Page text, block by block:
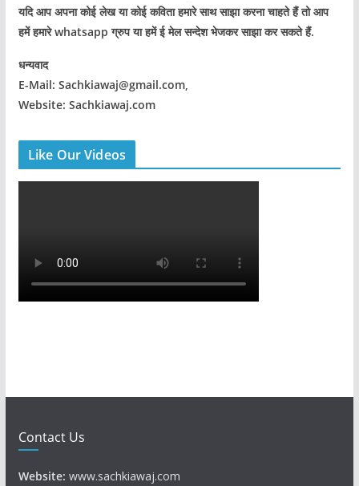
यदि आप अपना कोई लेख या कोई कविता हमारे साथ साझा करना चाहते हैं तो आप
हमें हमारे whatsapp ग्रुप या हमें ई मेल सन्देश भेजकर साझा कर सकते हैं.
धन्यवाद
E-Mail: Sachkiawaj@gmail.com,
Website: Sachkiawaj.com
Like Our Videos
Contact Us
Website: www.sachkiawaj.com